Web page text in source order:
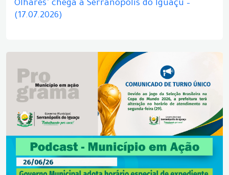
Olhares" chega a Serranópolis do Iguaçu –
(17.07.2026)